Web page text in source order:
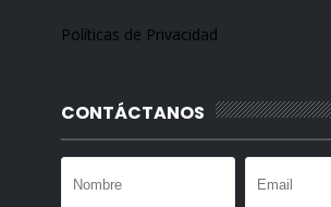
Políticas de Privacidad
CONTÁCTANOS